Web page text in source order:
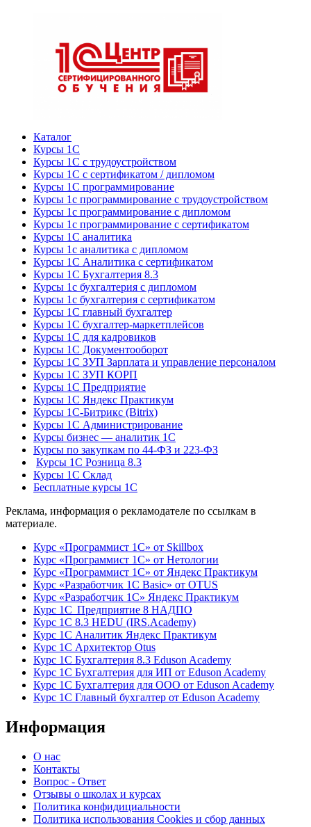
Каталог
Курсы 1С
Курсы 1С с трудоустройством
Курсы 1С с сертификатом / дипломом
Курсы 1С программирование
Курсы 1с программирование с трудоустройством
Курсы 1с программирование с дипломом
Курсы 1с программирование с сертификатом
Курсы 1С аналитика
Курсы 1с аналитика с дипломом
Курсы 1С Аналитика с сертификатом
Курсы 1С Бухгалтерия 8.3
Курсы 1с бухгалтерия с дипломом
Курсы 1с бухгалтерия с сертификатом
Курсы 1С главный бухгалтер
Курсы 1С бухгалтер-маркетплейсов
Курсы 1С для кадровиков
Курсы 1С Документооборот
Курсы 1С ЗУП Зарплата и управление персоналом
Курсы 1С ЗУП КОРП
Курсы 1С Предприятие
Курсы 1С Яндекс Практикум
Курсы 1С-Битрикс (Bitrix)
Курсы 1С Администрирование
Курсы бизнес — аналитик 1С
Курсы по закупкам по 44‑ФЗ и 223‑ФЗ
Курсы 1С Розница 8.3
Курсы 1С Склад
Бесплатные курсы 1С
Реклама, информация о рекламодателе по ссылкам в
материале.
Курс «Программист 1С» от Skillbox
Курс «Программист 1С» от Нетологии
Курс «Программист 1С» от Яндекс Практикум
Курс «Разработчик 1С Basic» от OTUS
Курс «Разработчик 1С» Яндекс Практикум
Курс 1С Предприятие 8 НАДПО
Курс 1С 8.3 HEDU (IRS.Academy)
Курс 1С Аналитик Яндекс Практикум
Курс 1С Архитектор Otus
Курс 1С Бухгалтерия 8.3 Eduson Academy
Курс 1С Бухгалтерия для ИП от Eduson Academy
Курс 1С Бухгалтерия для ООО от Eduson Academy
Курс 1С Главный бухгалтер от Eduson Academy
Информация
О нас
Контакты
Вопрос - Ответ
Отзывы о школах и курсах
Политика конфидициальности
Политика использования Cookies и сбор данных